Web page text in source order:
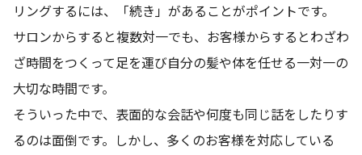
リングするには、「続き」があることがポイントです。
サロンからすると複数対一でも、お客様からするとわざわ
ざ時間をつくって足を運び自分の髪や体を任せる一対一の
大切な時間です。
そういった中で、表面的な会話や何度も同じ話をしたりす
るのは面倒です。しかし、多くのお客様を対応している